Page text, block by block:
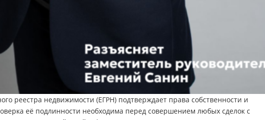
реестра недвижимости (ЕГРН) подтверждает права собственности и
её подлинности необходима перед совершением любых сделок с